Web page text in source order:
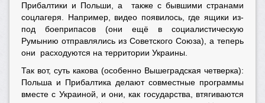
Прибалтики и Польши, а также с бывшими странами
соцлагеря. Например, видео появилось, где ящики из-
под боеприпасов (они ещё в социалистическую
Румынию отправлялись из Советского Союза), а теперь
они расходуются на территории Украины.
Так вот, суть какова (особенно Вышеградская четверка):
Польша и Прибалтика делают совместные программы
вместе с Украиной, и они, как государства, втягиваются